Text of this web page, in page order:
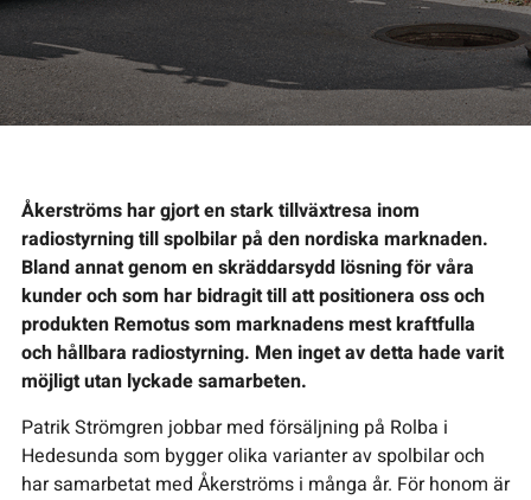
Åkerströms har gjort en stark tillväxtresa inom
radiostyrning till spolbilar på den nordiska marknaden.
Bland annat genom en skräddarsydd lösning för våra
kunder och som har bidragit till att positionera oss och
produkten Remotus som marknadens mest kraftfulla
och hållbara radiostyrning. Men inget av detta hade varit
möjligt utan lyckade samarbeten.
Patrik Strömgren jobbar med försäljning på Rolba i
Hedesunda som bygger olika varianter av spolbilar och
har samarbetat med Åkerströms i många år. För honom är